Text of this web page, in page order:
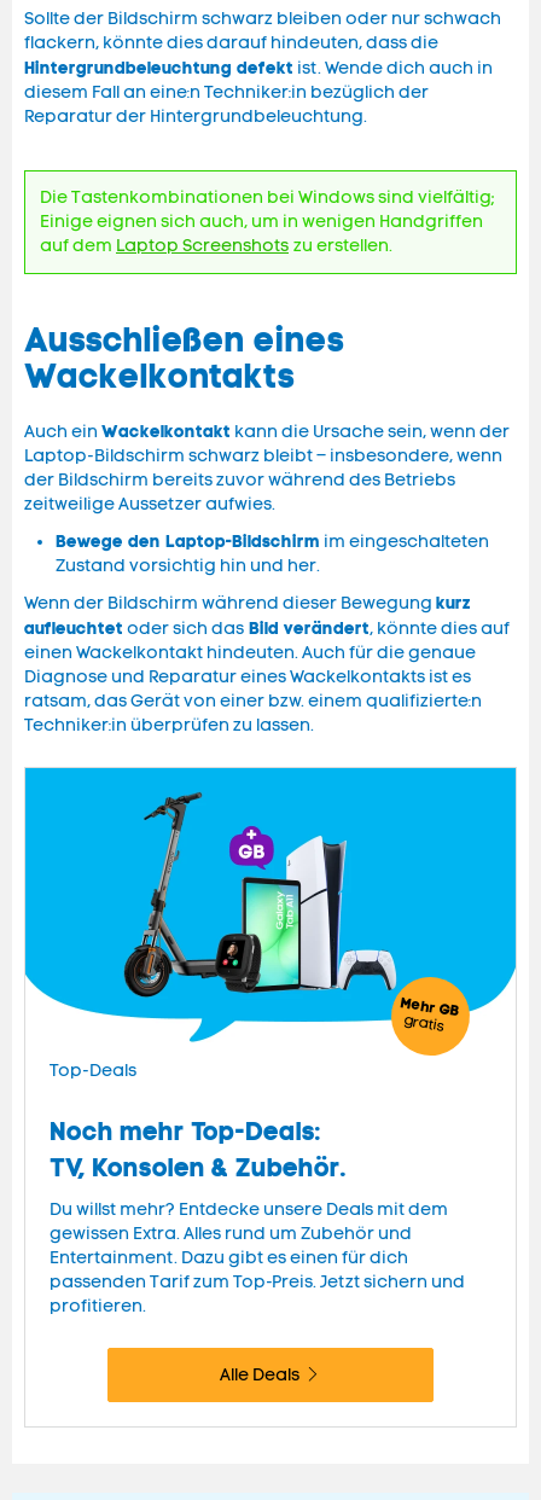
Sollte der Bildschirm schwarz bleiben oder nur schwach
flackern, könnte dies darauf hindeuten, dass die
Hintergrundbeleuchtung defekt ist. Wende dich auch in
diesem Fall an eine:n Techniker:in bezüglich der
Reparatur der Hintergrundbeleuchtung.
Die Tastenkombinationen bei Windows sind vielfältig;
Einige eignen sich auch, um in wenigen Handgriffen
auf dem Laptop Screenshots zu erstellen.
Ausschließen eines
Wackelkontakts
Auch ein Wackelkontakt kann die Ursache sein, wenn der
Laptop-Bildschirm schwarz bleibt – insbesondere, wenn
der Bildschirm bereits zuvor während des Betriebs
zeitweilige Aussetzer aufwies.
Bewege den Laptop-Bildschirm im eingeschalteten
Zustand vorsichtig hin und her.
Wenn der Bildschirm während dieser Bewegung kurz
aufleuchtet oder sich das Bild verändert, könnte dies auf
einen Wackelkontakt hindeuten. Auch für die genaue
Diagnose und Reparatur eines Wackelkontakts ist es
ratsam, das Gerät von einer bzw. einem qualifizierte:n
Techniker:in überprüfen zu lassen.
Noch mehr Top-Deals:
TV, Konsolen & Zubehör.
Du willst mehr? Entdecke unsere Deals mit dem
gewissen Extra. Alles rund um Zubehör und
Entertainment. Dazu gibt es einen für dich
passenden Tarif zum Top-Preis. Jetzt sichern und
profitieren.
Alle Deals
Top-Deals
Mehr GB
gratis